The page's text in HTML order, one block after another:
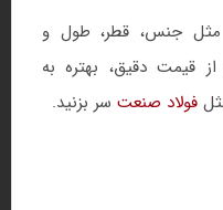
مثل جنس، قطر، طول و
قیمت دقیق، بهتره به
فولاد صنعت سر بزنید.